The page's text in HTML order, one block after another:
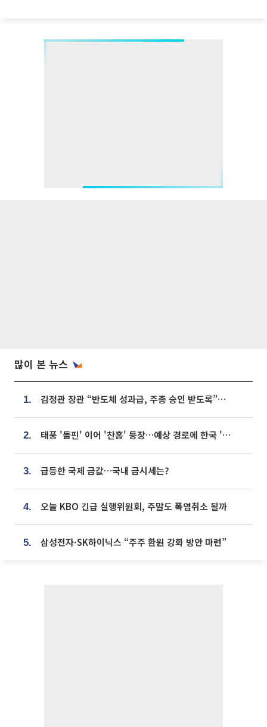
많이 본 뉴스
1. 김정관 장관 “반도체 성과급, 주총 승인 받도록”…상법·자본시장법 개정 시사
2. 태풍 '돌핀' 이어 '찬홈' 등장…예상 경로에 한국 '한숨'
3. 급등한 국제 금값…국내 금시세는?
4. 오늘 KBO 긴급 실행위원회, 주말도 폭염취소 될까
5. 삼성전자·SK하이닉스 “주주 환원 강화 방안 마련”